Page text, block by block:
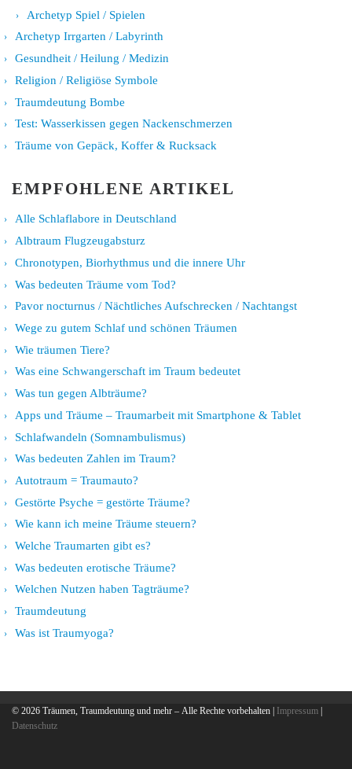
Archetyp Spiel / Spielen
Archetyp Irrgarten / Labyrinth
Gesundheit / Heilung / Medizin
Religion / Religiöse Symbole
Traumdeutung Bombe
Test: Wasserkissen gegen Nackenschmerzen
Träume von Gepäck, Koffer & Rucksack
EMPFOHLENE ARTIKEL
Alle Schlaflabore in Deutschland
Albtraum Flugzeugabsturz
Chronotypen, Biorhythmus und die innere Uhr
Was bedeuten Träume vom Tod?
Pavor nocturnus / Nächtliches Aufschrecken / Nachtangst
Wege zu gutem Schlaf und schönen Träumen
Wie träumen Tiere?
Was eine Schwangerschaft im Traum bedeutet
Was tun gegen Albträume?
Apps und Träume – Traumarbeit mit Smartphone & Tablet
Schlafwandeln (Somnambulismus)
Was bedeuten Zahlen im Traum?
Autotraum = Traumauto?
Gestörte Psyche = gestörte Träume?
Wie kann ich meine Träume steuern?
Welche Traumarten gibt es?
Was bedeuten erotische Träume?
Welchen Nutzen haben Tagträume?
Traumdeutung
Was ist Traumyoga?
© 2026 Träumen, Traumdeutung und mehr – Alle Rechte vorbehalten | Impressum
Datenschutz